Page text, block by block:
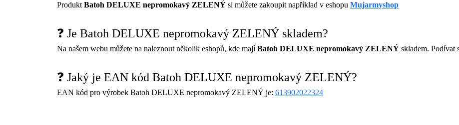
Produkt Batoh DELUXE nepromokavý ZELENÝ si můžete zakoupit například v eshopu Mujarmyshop
❓ Je Batoh DELUXE nepromokavý ZELENÝ skladem?
Na našem webu můžete na naleznout několik eshopů, kde majíBatoh DELUXE nepromokavý ZELENÝ skladem. Podívat
❓ Jaký je EAN kód Batoh DELUXE nepromokavý ZELENÝ?
EAN kód pro výrobek Batoh DELUXE nepromokavý ZELENÝ je: 613902022324